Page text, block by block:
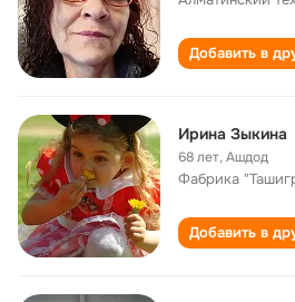
Добавить в
Ирина Зыкина
68 лет,Ашдод
Фабрика
Добавить в